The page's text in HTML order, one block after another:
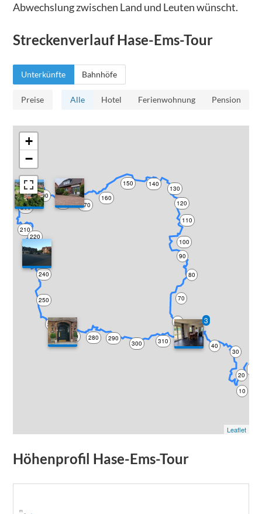
Abwechslung zwischen Land und Leuten wünscht.
StreckenverlaufHase-Ems-Tour
Unterkünfte Bahnhöfe
Preise Alle Hotel Ferienwohnung Pension
3
10
20
30
40
50
60
70
80
90
100
110
120
130
140
150
160
170
180
190
200
210
220
230
240
250
260
270
280 290
300 310 320
+
−
Leaflet
Höhenprofil Hase-Ems-Tour
m